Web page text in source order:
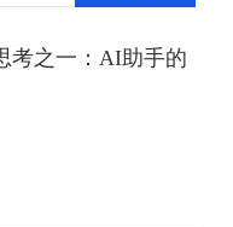
考之一：AI助手的